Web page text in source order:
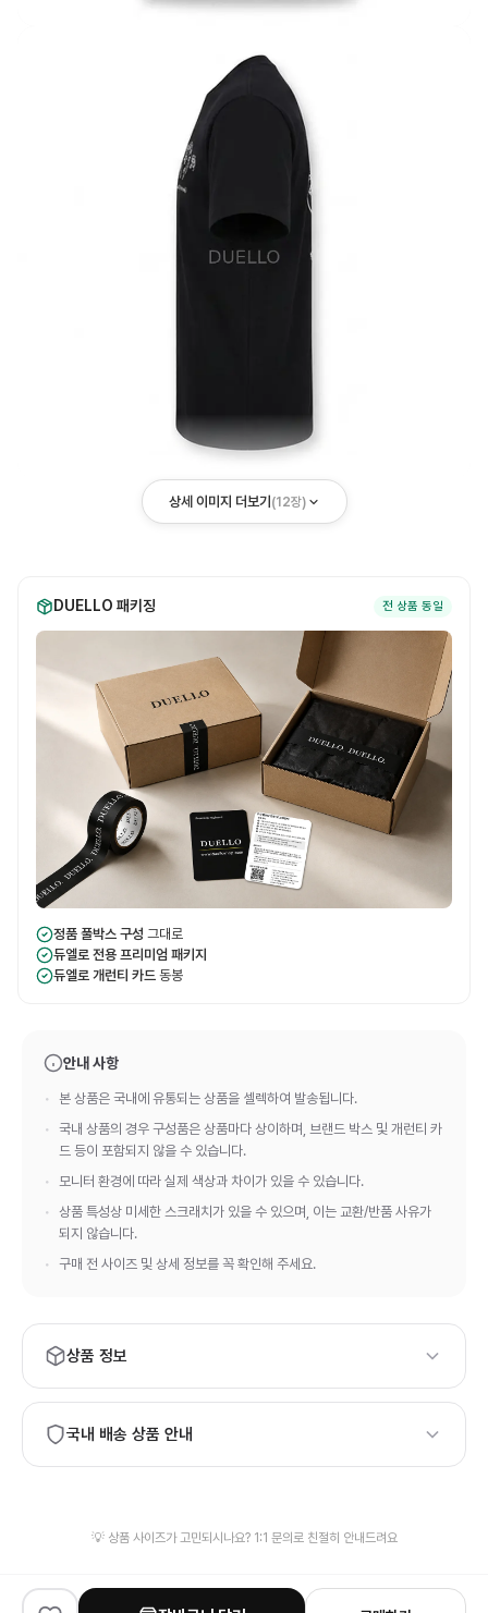
상세 이미지 더보기 (12장)
DUELLO 패키징 전 상품 동일
정품 풀박스 구성 그대로
듀엘로 전용 프리미엄 패키지
듀엘로 개런티 카드 동봉
안내 사항
본 상품은 국내에 유통되는 상품을 셀렉하여 발송됩니다.
국내 상품의 경우 구성품은 상품마다 상이하며, 브랜드 박스 및 개런티 카
드 등이 포함되지 않을 수 있습니다.
모니터 환경에 따라 실제 색상과 차이가 있을 수 있습니다.
상품 특성상 미세한 스크래치가 있을 수 있으며, 이는 교환/반품 사유가
되지 않습니다.
구매 전 사이즈 및 상세 정보를 꼭 확인해 주세요.
상품 정보
브랜드:CHROME HEARTS
국내 배송 상품 안내
발송 물류창고가 상이하여 신속한 배송을 위해 검수 사진이 제공
💡 상품 사이즈가 고민되시나요? 1:1 문의로 친절히 안내드려요